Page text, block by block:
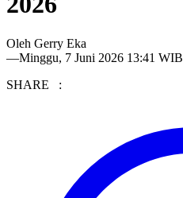
Oleh Gerry Eka
—Minggu, 7 Juni 2026 13:41 WIB
SHARE :